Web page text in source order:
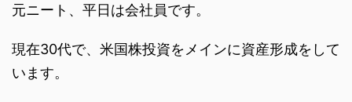
元ニート、平日は会社員です。
現在30代で、米国株投資をメインに資産形成をして
います。